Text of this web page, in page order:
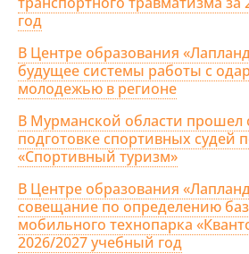
год
В Центре образования
будущее системы работы с
молодежью в регионе
В Мурманской области прошел
подготовке спортивных судей
«Спортивный туризм»
В Центре образования
совещание по определению
мобильного технопарка
2026/2027 учебный год